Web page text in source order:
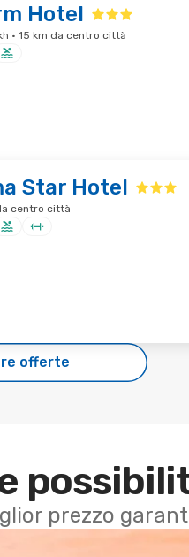
Hotel
· 15 km da centro città
Star Hotel
centro città
offerte
prezzo